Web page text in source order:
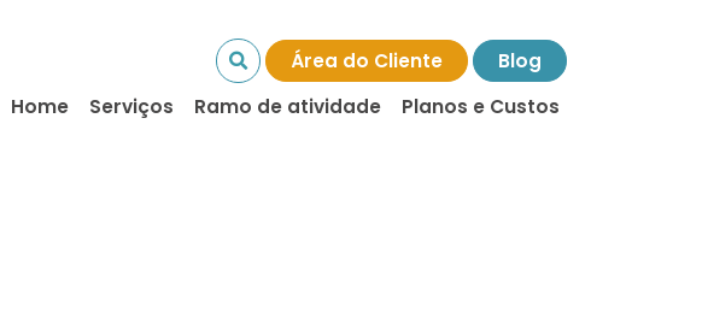
Área do Cliente
Blog
Home
Serviços Ramo de atividade Planos e Custos